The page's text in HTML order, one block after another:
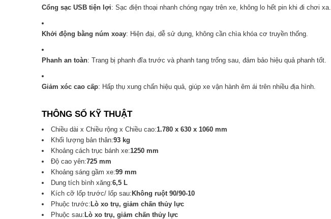
Cổng sạc USB tiện lợi: Sạc điện thoại nhanh chóng ngay trên xe, không lo hết pin khi đi chơi xa.
Khởi động bằng núm xoay: Hiện đại, dễ sử dụng, không cần chìa khóa cơ truyền thống.
Phanh an toàn: Trang bị phanh đĩa trước và phanh tang trống sau, đảm bảo hiệu quả phanh tốt.
Giảm xóc cao cấp: Hấp thụ xung chấn hiệu quả, giúp xe vận hành êm ái trên nhiều địa hình.
THÔNG SỐ KỸ THUẬT
Chiều dài x Chiều rộng x Chiều cao:1.780 x 630 x 1060 mm
Khối lượng bản thân:93 kg
Khoảng cách trục bánh xe:1250 mm
Độ cao yên:725 mm
Khoảng sáng gầm xe:99 mm
Dung tích bình xăng:6,5 L
Kích cỡ lốp trước/ lốp sau: Không ruột 90/90-10
Phuộc trước: Lò xo trụ, giảm chấn thủy lực
Phuộc sau: Lò xo trụ, giảm chấn thủy lực